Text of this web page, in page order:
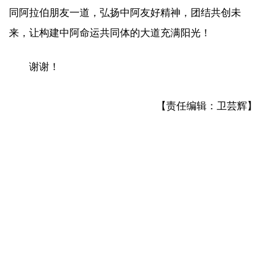
同阿拉伯朋友一道，弘扬中阿友好精神，团结共创未
来，让构建中阿命运共同体的大道充满阳光！
谢谢！
【责任编辑：卫芸辉】